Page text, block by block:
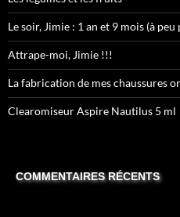
Le soir, Jimie : 1 an et 9 mois (à peu
Attrape-moi, Jimie !!!
La fabrication de mes chaussures
Clearomiseur Aspire Nautilus 5 ml
COMMENTAIRES RÉCENTS